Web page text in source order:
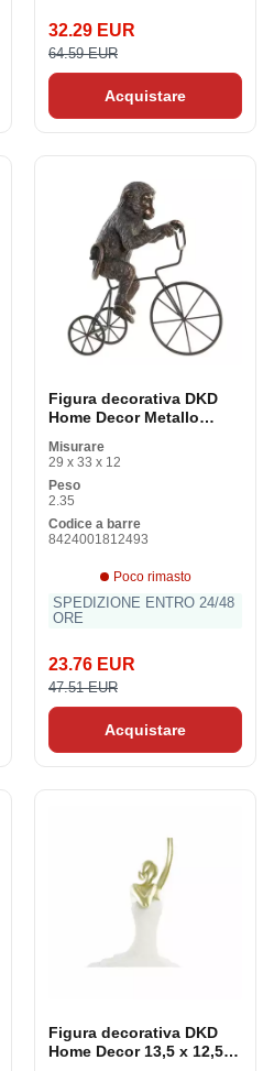
32.29 EUR
64.59 EUR
Acquistare
Figura decorativa DKD
Home Decor Metallo
33 cm)
Misurare
29 x 33 x 12
Peso
2.35
Codice a barre
8424001812493
Poco rimasto
SPEDIZIONE ENTRO 24/48
ORE
23.76 EUR
47.51 EUR
Acquistare
Figura decorativa DKD
Home Decor 13,5 x 12,5 x